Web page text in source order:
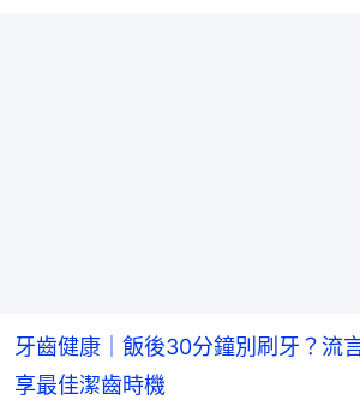
牙齒健康｜飯後30分鐘別刷牙？
享最佳潔齒時機